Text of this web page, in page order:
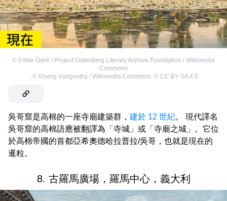
© Emile Gsell / Project Gutenberg Literary Archive Foundation / Wikimedia
Commons
© Kheng Vungvuthy / Wikimedia Commons, © CC BY-SA 4.0
吳哥窟是高棉的一座寺廟建築群， 建於 12 世紀。 現代譯名
吳哥窟的高棉語應被翻譯為「寺城」或「寺廟之城」。它位
於高棉帝國的首都亞希奧德哈拉普拉/吳哥，也就是現在的
暹粒。
8. 古羅馬廣場，羅馬中心，義大利